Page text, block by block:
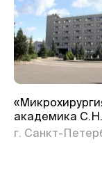
академика
г. Санкт-